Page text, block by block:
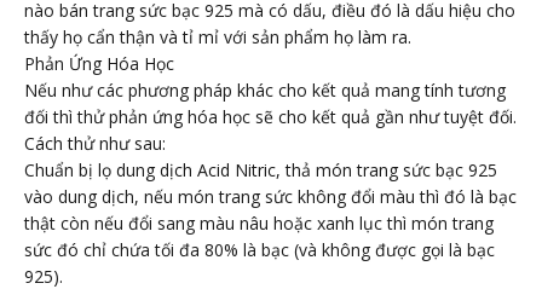
nào bán trang sức bạc 925 mà có dấu, điều đó là dấu hiệu cho
thấy họ cẩn thận và tỉ mỉ với sản phẩm họ làm ra.
Phản Ứng Hóa Học
Nếu như các phương pháp khác cho kết quả mang tính tương
đối thì thử phản ứng hóa học sẽ cho kết quả gần như tuyệt đối.
Cách thử như sau:
Chuẩn bị lọ dung dịch Acid Nitric, thả món trang sức bạc 925
vào dung dịch, nếu món trang sức không đổi màu thì đó là bạc
thật còn nếu đổi sang màu nâu hoặc xanh lục thì món trang
sức đó chỉ chứa tối đa 80% là bạc (và không được gọi là bạc
925).